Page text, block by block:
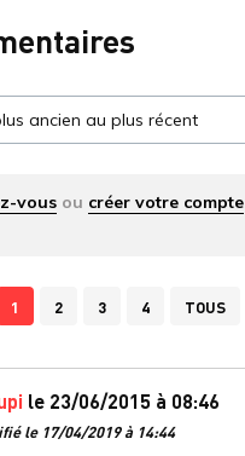
vous ou créer votre compte
1 2 3 4 TOUS
le 23/06/2015 à 08:46
le 17/04/2019 à 14:44